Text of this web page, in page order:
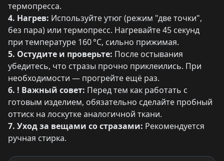
термопресса.
4. Нагрев: Используйте утюг (режим "две точки",
без пара) или термопресс. Нагревайте 45 секунд
при температуре 160 °C, сильно прижимая.
5. Остудите и проверьте: После остывания
убедитесь, что стразы прочно приклеились. При
необходимости — прогрейте ещё раз.
6. ! Важный совет: Перед тем как работать с
готовым изделием, обязательно сделайте пробный
оттиск на лоскутке аналогичной ткани.
7. Уход за вещами со стразами: Рекомендуется
ручная стирка.